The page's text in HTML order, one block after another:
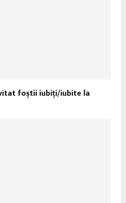
foștii iubiți/iubite la